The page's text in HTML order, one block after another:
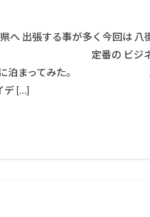
葉県へ 出張する事が
一泊。 定番の ビジネス
テル に泊まってみた。 震
デ […]